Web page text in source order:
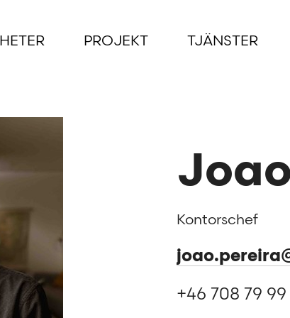
PROJEKT TJÄNSTER
Kontorschef
+46 708 79